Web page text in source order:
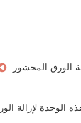
الورق المحشور.
الوحدة لإزالة